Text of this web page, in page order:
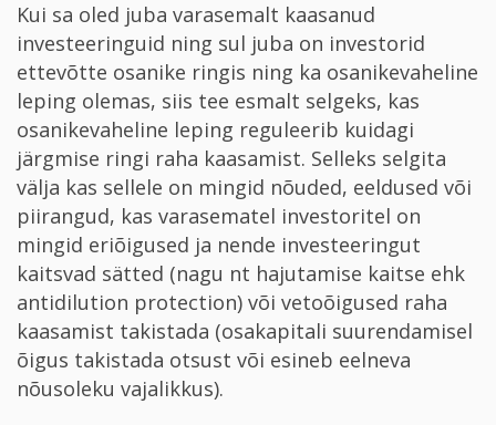
Kui sa oled juba varasemalt kaasanud
investeeringuid ning sul juba on investorid
ettevõtte osanike ringis ning ka osanikevaheline
leping olemas, siis tee esmalt selgeks, kas
osanikevaheline leping reguleerib kuidagi
järgmise ringi raha kaasamist. Selleks selgita
välja kas sellele on mingid nõuded, eeldused või
piirangud, kas varasematel investoritel on
mingid eriõigused ja nende investeeringut
kaitsvad sätted (nagu nt hajutamise kaitse ehk
anti­dilution protection) või vetoõigused raha
kaasamist takistada (osakapitali suurendamisel
õigus takistada otsust või esineb eelneva
nõusoleku vajalikkus).